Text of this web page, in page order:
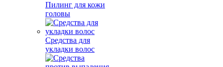
Пилинг для кожи
головы
Средства для
укладки волос